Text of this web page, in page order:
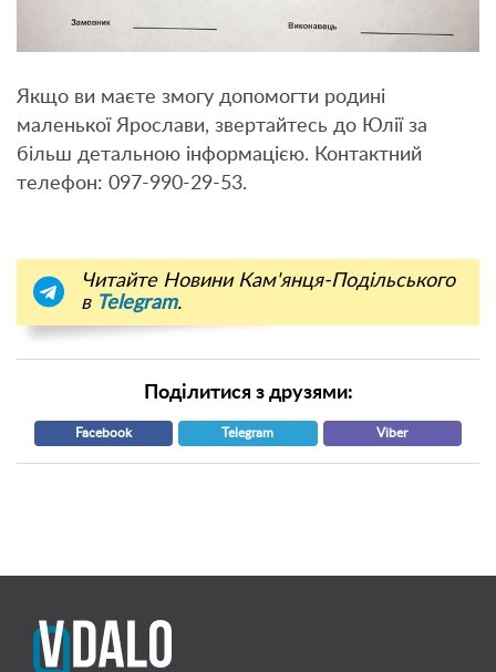
Якщо ви маєте змогу допомогти родині
маленької Ярослави, звертайтесь до Юлії за
більш детальною інформацією. Контактний
телефон: 097-990-29-53.
Читайте Новини Кам'янця-Подільського
в Telegram.
Поділитися з друзями:
Facebook Telegram Viber